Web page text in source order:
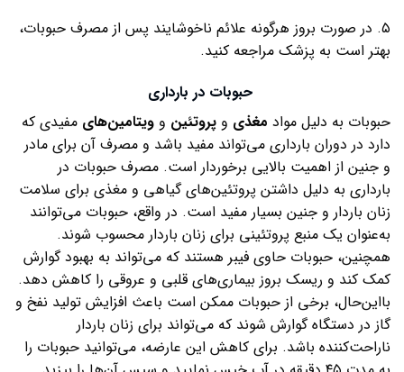
۵. در صورت بروز هرگونه علائم ناخوشایند پس از مصرف حبوبات،
بهتر است به پزشک مراجعه کنید.
حبوبات در بارداری
حبوبات به دلیل مواد مغذی و پروتئین و ویتامین‌های مفیدی که
دارد در دوران بارداری می‌تواند مفید باشد و مصرف آن برای مادر
و جنین از اهمیت بالایی برخوردار است. مصرف حبوبات در
بارداری به دلیل داشتن پروتئین‌های گیاهی و مغذی برای سلامت
زنان باردار و جنین بسیار مفید است. در واقع، حبوبات می‌توانند
به‌عنوان یک منبع پروتئینی برای زنان باردار محسوب شوند.
همچنین، حبوبات حاوی فیبر هستند که می‌تواند به بهبود گوارش
کمک کند و ریسک بروز بیماری‌های قلبی و عروقی را کاهش دهد.
بااین‌حال، برخی از حبوبات ممکن است باعث افزایش تولید نفخ و
گاز در دستگاه گوارش شوند که می‌تواند برای زنان باردار
ناراحت‌کننده باشد. برای کاهش این عارضه، می‌توانید حبوبات را